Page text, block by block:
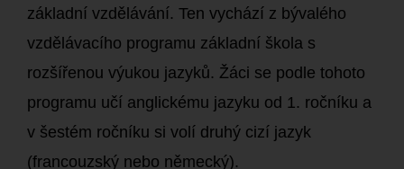
základní vzdělávání. Ten vychází z bývalého
vzdělávacího programu základní škola s
rozšířenou výukou jazyků. Žáci se podle tohoto
programu učí anglickému jazyku od 1. ročníku a
v šestém ročníku si volí druhý cizí jazyk
(francouzský nebo německý).